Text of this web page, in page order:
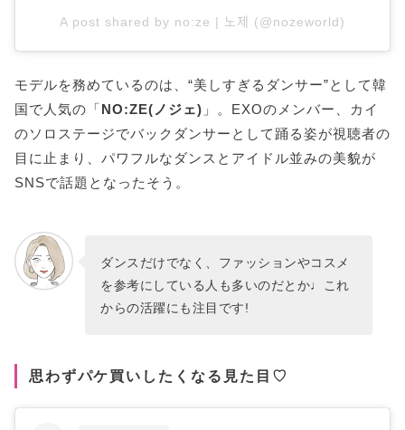
A post shared by no:ze | 노제 (@nozeworld)
モデルを務めているのは、“美しすぎるダンサー”として韓
国で人気の「NO:ZE(ノジェ) 」。EXOのメンバー、カイ
のソロステージでバックダンサーとして踊る姿が視聴者の
目に止まり、パワフルなダンスとアイドル並みの美貌が
SNSで話題となったそう。
ダンスだけでなく、ファッションやコスメ
を参考にしている人も多いのだとか♩これ
からの活躍にも注目です!
思わずパケ買いしたくなる見た目♡